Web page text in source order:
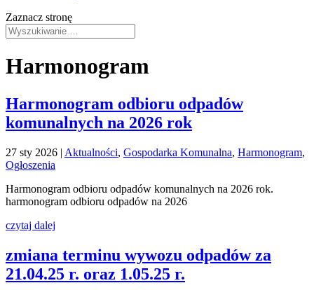
Zaznacz stronę
Harmonogram
Harmonogram odbioru odpadów
komunalnych na 2026 rok
27 sty 2026 | Aktualności, Gospodarka Komunalna, Harmonogram,
Ogłoszenia
Harmonogram odbioru odpadów komunalnych na 2026 rok.
harmonogram odbioru odpadów na 2026
czytaj dalej
zmiana terminu wywozu odpadów za
21.04.25 r. oraz 1.05.25 r.